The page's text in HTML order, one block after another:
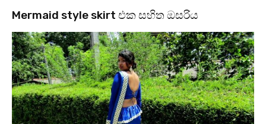
Mermaid style skirt එක සහිත ඔසරිය